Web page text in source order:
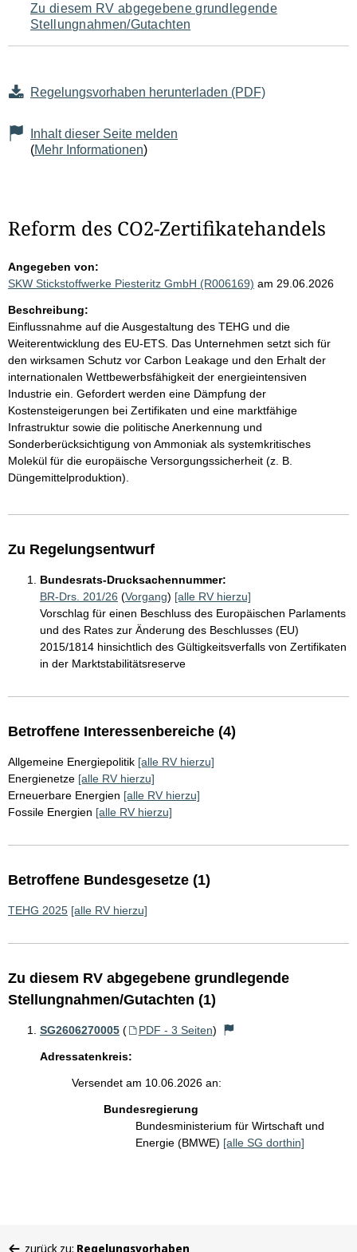
Zu diesem RV abgegebene grundlegende
Stellungnahmen/Gutachten
Regelungsvorhaben herunterladen (PDF)
Inhalt dieser Seite melden
(Mehr Informationen)
Reform des CO2-Zertifikatehandels
Angegeben von:
SKW Stickstoffwerke Piesteritz GmbH (R006169) am 29.06.2026
Beschreibung:
Einflussnahme auf die Ausgestaltung des TEHG und die
Weiterentwicklung des EU-ETS. Das Unternehmen setzt sich für
den wirksamen Schutz vor Carbon Leakage und den Erhalt der
internationalen Wettbewerbsfähigkeit der energieintensiven
Industrie ein. Gefordert werden eine Dämpfung der
Kostensteigerungen bei Zertifikaten und eine marktfähige
Infrastruktur sowie die politische Anerkennung und
Sonderberücksichtigung von Ammoniak als systemkritisches
Molekül für die europäische Versorgungssicherheit (z. B.
Düngemittelproduktion).
Zu Regelungsentwurf
Bundesrats-Drucksachennummer:
BR-Drs. 201/26 (Vorgang) [alle RV hierzu]
Vorschlag für einen Beschluss des Europäischen Parlaments
und des Rates zur Änderung des Beschlusses (EU)
2015/1814 hinsichtlich des Gültigkeitsverfalls von Zertifikaten
in der Marktstabilitätsreserve
Betroffene Interessenbereiche (4)
Allgemeine Energiepolitik [alle RV hierzu]
Energienetze [alle RV hierzu]
Erneuerbare Energien [alle RV hierzu]
Fossile Energien [alle RV hierzu]
Betroffene Bundesgesetze (1)
TEHG 2025 [alle RV hierzu]
Zu diesem RV abgegebene grundlegende
Stellungnahmen/Gutachten (1)
SG2606270005 ( PDF - 3 Seiten)
Adressatenkreis:
Versendet am 10.06.2026 an:
Bundesregierung
Bundesministerium für Wirtschaft und
Energie (BMWE) [alle SG dorthin]
zurück zu: Regelungsvorhaben